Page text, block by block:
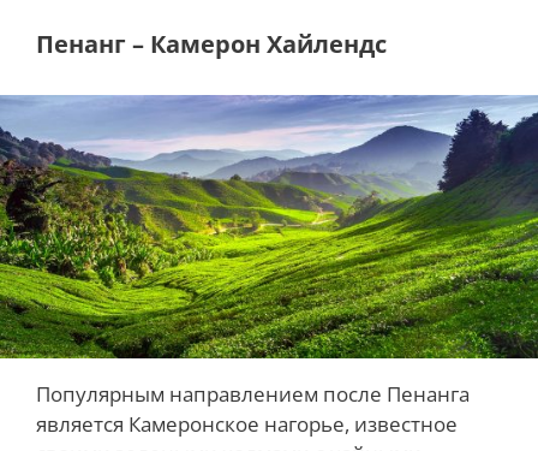
Пенанг – Камерон Хайлендс
Популярным направлением после Пенанга
является Камеронское нагорье, известное